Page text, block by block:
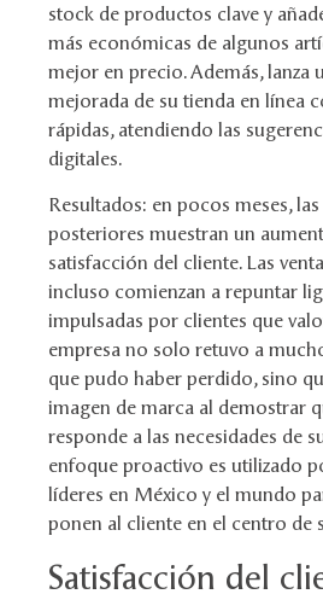
stock de productos clave y
más económicas de algunos
mejor en precio. Además, lanza
mejorada de su tienda en línea
rápidas, atendiendo las
digitales.
Resultados: en pocos meses,
posteriores muestran un
satisfacción del cliente. Las
incluso comienzan a repuntar
impulsadas por clientes que
empresa no solo retuvo a
que pudo haber perdido, sino
imagen de marca al demostrar
responde a las necesidades de
enfoque proactivo es utilizado
líderes en México y el mundo
ponen al cliente en el centro de
Satisfacción del